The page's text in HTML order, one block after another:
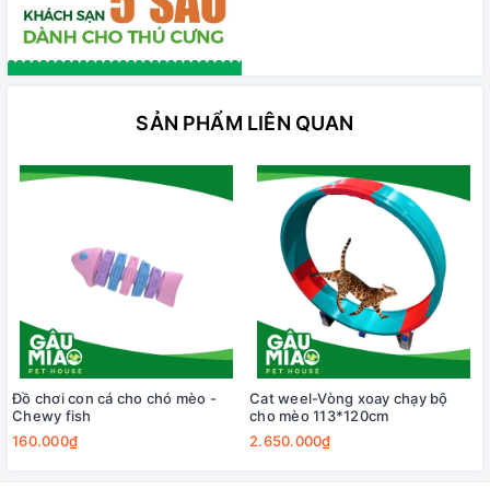
SẢN PHẨM LIÊN QUAN
Đồ chơi con cá cho chó mèo -
Chewy fish
160.000₫
Cat weel-Vòng xoay chạy bộ
cho mèo 113*120cm
2.650.000₫